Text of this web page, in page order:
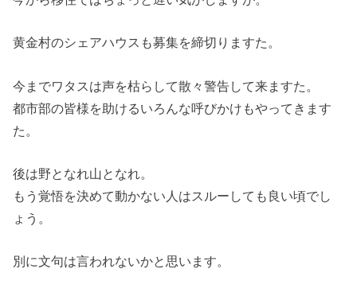
黄金村のシェアハウスも募集を締切りますた。
今までワタスは声を枯らして散々警告して来ますた。
都市部の皆様を助けるいろんな呼びかけもやってきます
た。
後は野となれ山となれ。
もう覚悟を決めて動かない人はスルーしても良い頃でし
ょう。
別に文句は言われないかと思います。